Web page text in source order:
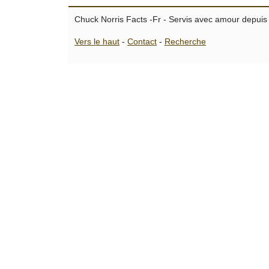
Chuck Norris Facts -Fr - Servis avec amour
Vers le haut - Contact - Recherche